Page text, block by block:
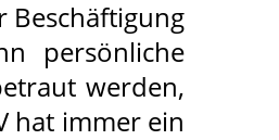
Beschäftigung
persönliche
werden,
hat immer ein